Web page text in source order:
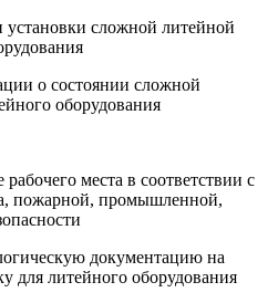
установки сложной литейной
о состоянии сложной
оборудования
места в соответствии с
пожарной, промышленной,
документацию на
для литейного оборудования